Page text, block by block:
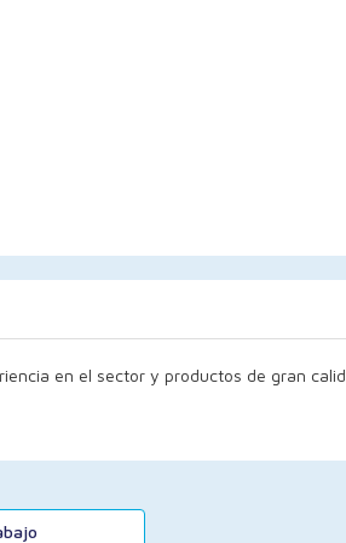
en el sector y productos de gran